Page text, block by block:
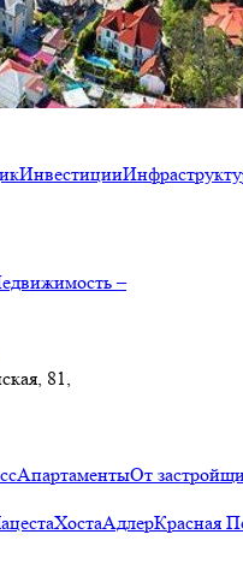
Инвестиции
–
81,
АпартаментыОт
ХостаАдлерКрасная